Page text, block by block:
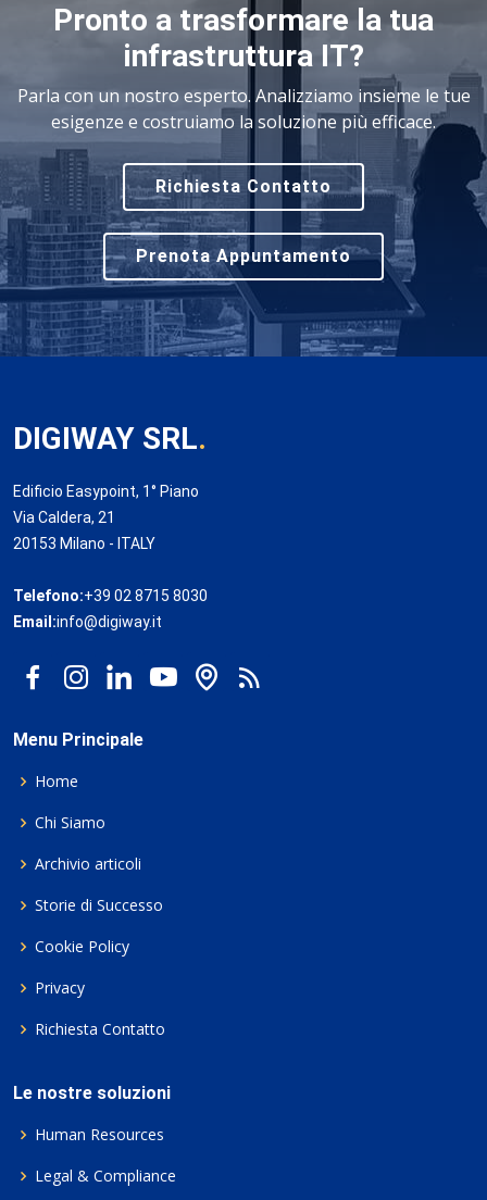
Pronto a trasformare la tua
infrastruttura IT?
Parla con un nostro esperto. Analizziamo insieme le tue
esigenze e costruiamo la soluzione più efficace.
Richiesta Contatto
Prenota Appuntamento
DIGIWAY SRL.
Edificio Easypoint, 1° Piano
Via Caldera, 21
20153 Milano - ITALY
Telefono:+39 02 8715 8030
Email:info@digiway.it
Menu Principale
Home
Chi Siamo
Archivio articoli
Storie di Successo
Cookie Policy
Privacy
Richiesta Contatto
Le nostre soluzioni
Human Resources
Legal & Compliance